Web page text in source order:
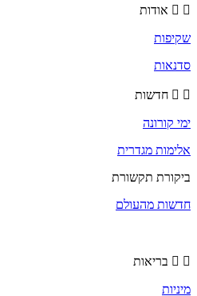
אודות
שקיפות
סדנאות
חדשות
ימי קורונה
אלימות מגדרית
ביקורת תקשורת
חדשות מהעולם
בריאות
מיניות